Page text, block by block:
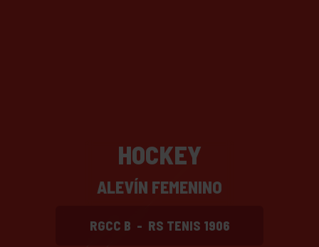
HOCKEY
ALEVÍN FEMENINO
RGCC B - RS TENIS 1906